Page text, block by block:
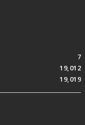
7
19,012
19,019